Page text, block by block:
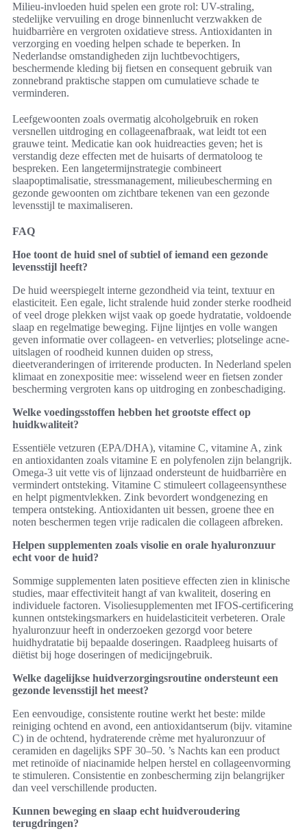
Milieu-invloeden huid spelen een grote rol: UV-straling,
stedelijke vervuiling en droge binnenlucht verzwakken de
huidbarrière en vergroten oxidatieve stress. Antioxidanten in
verzorging en voeding helpen schade te beperken. In
Nederlandse omstandigheden zijn luchtbevochtigers,
beschermende kleding bij fietsen en consequent gebruik van
zonnebrand praktische stappen om cumulatieve schade te
verminderen.
Leefgewoonten zoals overmatig alcoholgebruik en roken
versnellen uitdroging en collageenafbraak, wat leidt tot een
grauwe teint. Medicatie kan ook huidreacties geven; het is
verstandig deze effecten met de huisarts of dermatoloog te
bespreken. Een langetermijnstrategie combineert
slaapoptimalisatie, stressmanagement, milieubescherming en
gezonde gewoonten om zichtbare tekenen van een gezonde
levensstijl te maximaliseren.
FAQ
Hoe toont de huid snel of subtiel of iemand een gezonde
levensstijl heeft?
De huid weerspiegelt interne gezondheid via teint, textuur en
elasticiteit. Een egale, licht stralende huid zonder sterke roodheid
of veel droge plekken wijst vaak op goede hydratatie, voldoende
slaap en regelmatige beweging. Fijne lijntjes en volle wangen
geven informatie over collageen- en vetverlies; plotselinge acne-
uitslagen of roodheid kunnen duiden op stress,
dieetveranderingen of irriterende producten. In Nederland spelen
klimaat en zonexpositie mee: wisselend weer en fietsen zonder
bescherming vergroten kans op uitdroging en zonbeschadiging.
Welke voedingsstoffen hebben het grootste effect op
huidkwaliteit?
Essentiële vetzuren (EPA/DHA), vitamine C, vitamine A, zink
en antioxidanten zoals vitamine E en polyfenolen zijn belangrijk.
Omega-3 uit vette vis of lijnzaad ondersteunt de huidbarrière en
vermindert ontsteking. Vitamine C stimuleert collageensynthese
en helpt pigmentvlekken. Zink bevordert wondgenezing en
tempera ontsteking. Antioxidanten uit bessen, groene thee en
noten beschermen tegen vrije radicalen die collageen afbreken.
Helpen supplementen zoals visolie en orale hyaluronzuur
echt voor de huid?
Sommige supplementen laten positieve effecten zien in klinische
studies, maar effectiviteit hangt af van kwaliteit, dosering en
individuele factoren. Visoliesupplementen met IFOS-certificering
kunnen ontstekingsmarkers en huidelasticiteit verbeteren. Orale
hyaluronzuur heeft in onderzoeken gezorgd voor betere
huidhydratatie bij bepaalde doseringen. Raadpleeg huisarts of
diëtist bij hoge doseringen of medicijngebruik.
Welke dagelijkse huidverzorgingsroutine ondersteunt een
gezonde levensstijl het meest?
Een eenvoudige, consistente routine werkt het beste: milde
reiniging ochtend en avond, een antioxidantserum (bijv. vitamine
C) in de ochtend, hydraterende crème met hyaluronzuur of
ceramiden en dagelijks SPF 30–50. ’s Nachts kan een product
met retinoïde of niacinamide helpen herstel en collageenvorming
te stimuleren. Consistentie en zonbescherming zijn belangrijker
dan veel verschillende producten.
Kunnen beweging en slaap echt huidveroudering
terugdringen?